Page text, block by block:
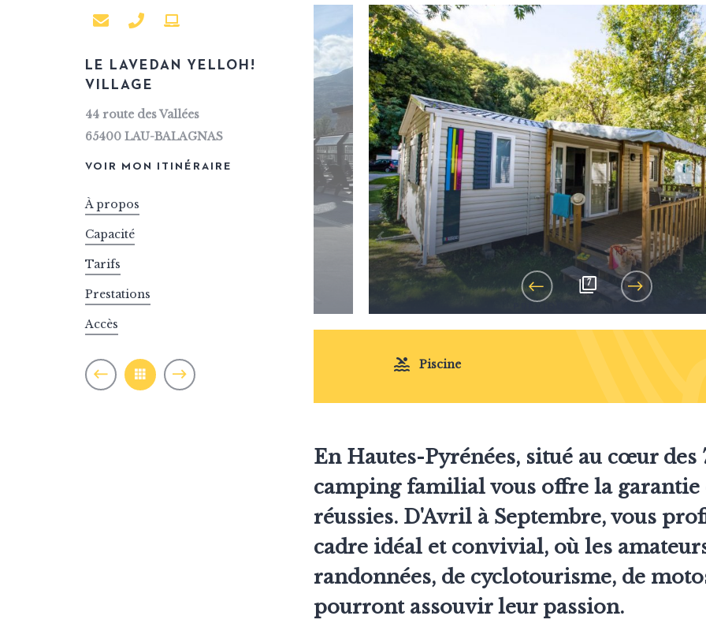
VTT
LE LAVEDAN YELLOH!
VILLAGE
44 route des Vallées
65400 LAU-BALAGNAS
VOIR MON ITINÉRAIRE
À propos
Capacité
Tarifs
Prestations
Accès
7
Piscine
En Hautes-Pyrénées, situé au cœur des
camping familial vous offre la garantie
réussies. D'Avril à Septembre, vous
cadre idéal et convivial, où les
randonnées, de cyclotourisme, de
pourront assouvir leur passion.